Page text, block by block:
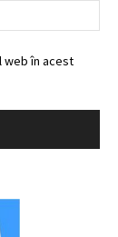
web în acest